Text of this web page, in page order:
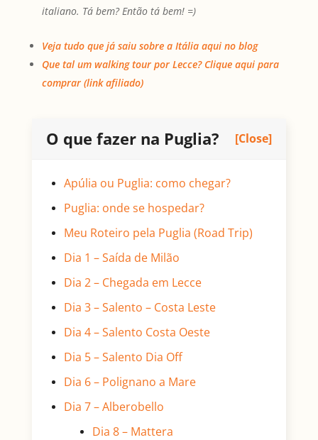
italiano. Tá bem? Então tá bem! =)
Veja tudo que já saiu sobre a Itália aqui no blog
Que tal um walking tour por Lecce? Clique aqui para
comprar (link afiliado)
O que fazer na Puglia? [Close]
Apúlia ou Puglia: como chegar?
Puglia: onde se hospedar?
Meu Roteiro pela Puglia (Road Trip)
Dia 1 – Saída de Milão
Dia 2 – Chegada em Lecce
Dia 3 – Salento – Costa Leste
Dia 4 – Salento Costa Oeste
Dia 5 – Salento Dia Off
Dia 6 – Polignano a Mare
Dia 7 – Alberobello
Dia 8 – Mattera